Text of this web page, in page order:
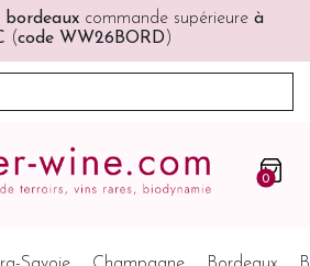
à partir de 200€ (France, Allemagne,
Belgique, Pays-Bas)
0